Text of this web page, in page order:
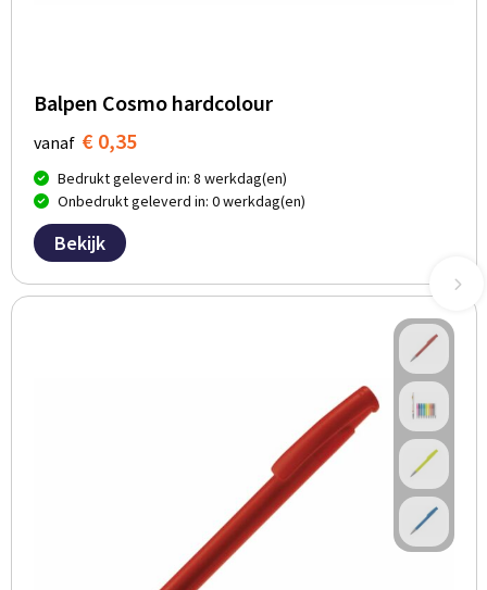
Balpen Cosmo hardcolour
vanaf € 0,35
Bedrukt geleverd in: 8 werkdag(en)
Onbedrukt geleverd in: 0 werkdag(en)
Bekijk